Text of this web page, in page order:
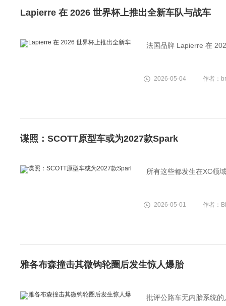
Lapierre 在 2026 世界杯上推出全新车队与战车
法国品牌 Lapierre 在
2026-05-04 作者：
谍照：SCOTT原型车或为2027款Spark
所有这些都发生在XC领
2026-05-01 作者：
雅各布森撞击其微钩轮圈后发生惊人爆胎
批评公路车无内胎系统